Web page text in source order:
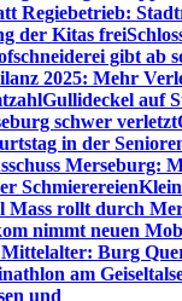
Regiebetrieb:
der Kitas frei
gibt ab
2025: Mehr
Gullideckel auf
schwer verletzt
in der
Merseburg:
Schmierereien
Mass rollt durch
nimmt neuen
Mittelalter: Burg
am
und